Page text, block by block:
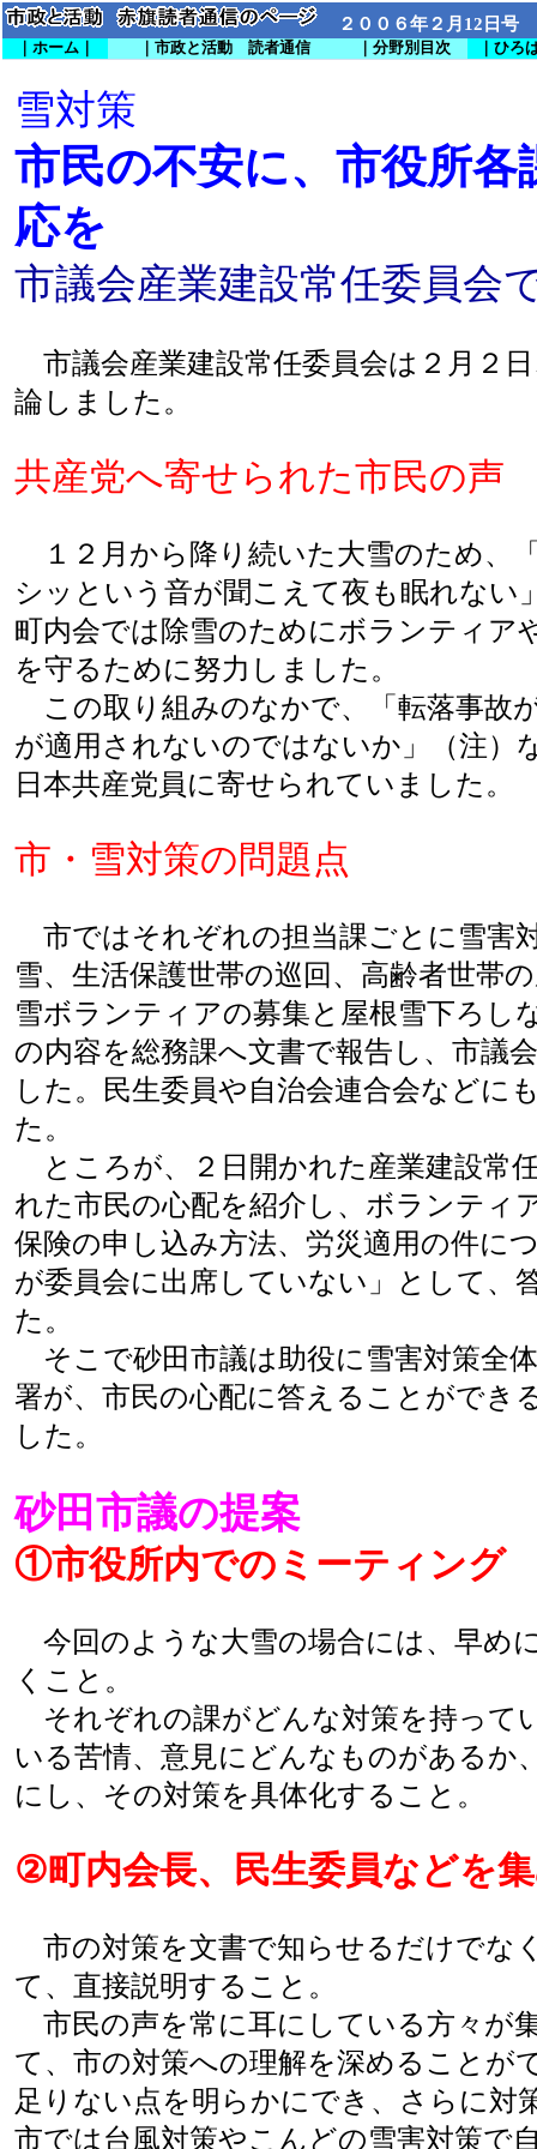
２００６年２月12日号
｜ホーム｜ ｜市政と活動 読者通信 ｜分野別目次 ｜ひろ
雪対策
市民の不安に、市役所各
応を
市議会産業建設常任委員会
市議会産業建設常任委員会は２月２
論しました。
共産党へ寄せられた市民の声
１２月から降り続いた大雪のため、
シッという音が聞こえて夜も眠れない
町内会では除雪のためにボランティア
を守るために努力しました。
この取り組みのなかで、「転落事故
が適用されないのではないか」（注）
日本共産党員に寄せられていました。
市・雪対策の問題点
市ではそれぞれの担当課ごとに雪害
雪、生活保護世帯の巡回、高齢者世帯
雪ボランティアの募集と屋根雪下ろし
の内容を総務課へ文書で報告し、市議
した。民生委員や自治会連合会などに
た。
ところが、２日開かれた産業建設常
れた市民の心配を紹介し、ボランティ
保険の申し込み方法、労災適用の件に
が委員会に出席していない」として、
た。
そこで砂田市議は助役に雪害対策全
署が、市民の心配に答えることができ
した。
砂田市議の提案
①市役所内でのミーティング
今回のような大雪の場合には、早め
くこと。
それぞれの課がどんな対策を持って
いる苦情、意見にどんなものがあるか
にし、その対策を具体化すること。
②町内会長、民生委員などを
市の対策を文書で知らせるだけでな
て、直接説明すること。
市民の声を常に耳にしている方々が
て、市の対策への理解を深めることが
足りない点を明らかにでき、さらに対
市では台風対策やこんどの雪害対策で